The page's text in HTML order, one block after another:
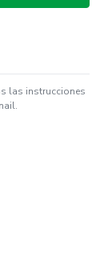
las instrucciones